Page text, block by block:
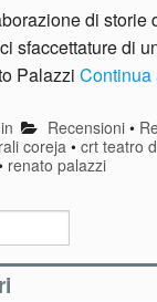
di storie
sfaccettature di
Palazzi
Recensioni•
coreja •crt teatro
renato palazzi